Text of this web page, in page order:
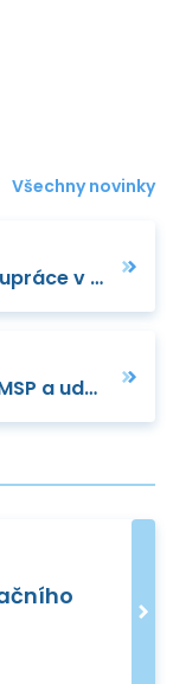
Všechny novinky
Nové trendy a mezioborová spolupráce v rámci klastrového setkání
Pozvánka na seminář k podpoře MSP a udržitelném růstu